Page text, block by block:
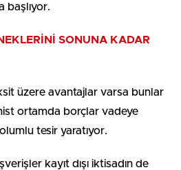
başlıyor.
SONUNA KADAR
üzere avantajlar varsa bunlar
ortamda borçlar vadeye
tesir yaratıyor.
kayıt dışı iktisadın de